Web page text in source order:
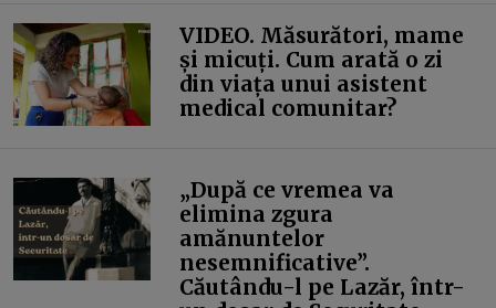
VIDEO. Măsurători, mame
și micuți. Cum arată o zi
din viața unui asistent
medical comunitar?
„După ce vremea va
elimina zgura
amănuntelor
nesemnificative”.
Căutându-l pe Lazăr, într-